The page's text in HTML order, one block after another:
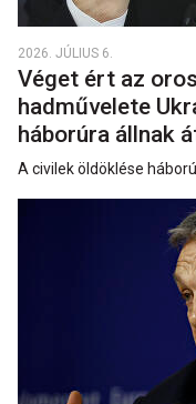
2026. JÚLIUS 6.
Véget ért az
hadművelete
háborúra állnak
A civilek öldöklése